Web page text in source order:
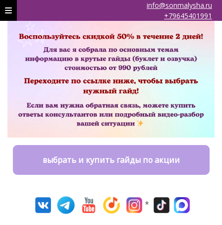
info@sonmalysha.ru
+79645401991
выбрать и купить гайды по акции
*